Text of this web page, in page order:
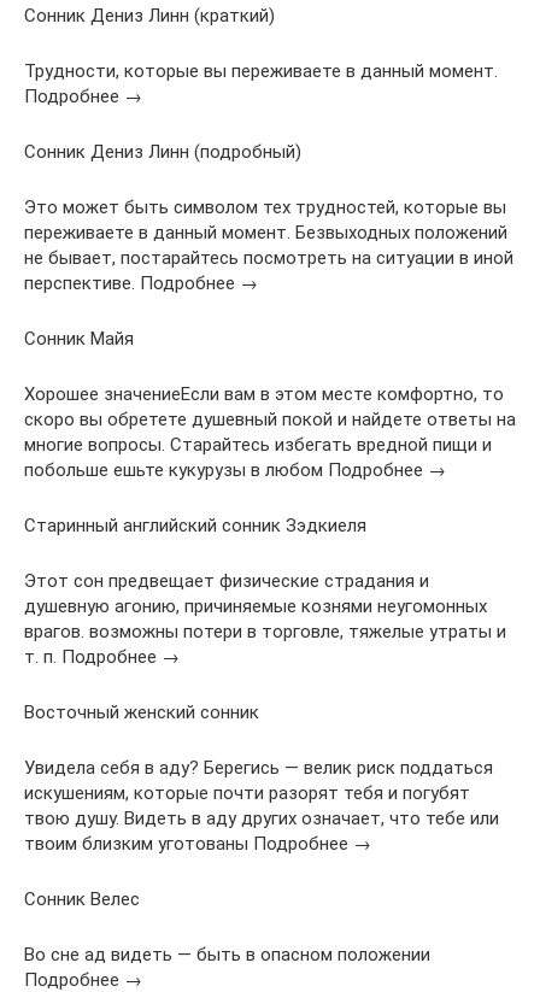
Сонник Дениз Линн (краткий)
Трудности, которые вы переживаете в данный момент.
Подробнее →
Сонник Дениз Линн (подробный)
Это может быть символом тех трудностей, которые вы
переживаете в данный момент. Безвыходных положений
не бывает, постарайтесь посмотреть на ситуации в иной
перспективе. Подробнее →
Сонник Майя
Хорошее значениеЕсли вам в этом месте комфортно, то
скоро вы обретете душевный покой и найдете ответы на
многие вопросы. Старайтесь избегать вредной пищи и
побольше ешьте кукурузы в любом Подробнее →
Старинный английский сонник Зэдкиеля
Этот сон предвещает физические страдания и
душевную агонию, причиняемые кознями неугомонных
врагов. возможны потери в торговле, тяжелые утраты и
т. п. Подробнее →
Восточный женский сонник
Увидела себя в аду? Берегись — велик риск поддаться
искушениям, которые почти разорят тебя и погубят
твою душу. Видеть в аду других означает, что тебе или
твоим близким уготованы Подробнее →
Сонник Велес
Во сне ад видеть — быть в опасном положении
Подробнее →